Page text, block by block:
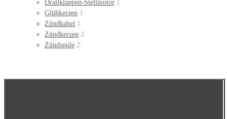
Drallklappen-Stellmotor 1
Glühkerzen 1
Zündkabel 1
Zündkerzen 2
Zündspule 2